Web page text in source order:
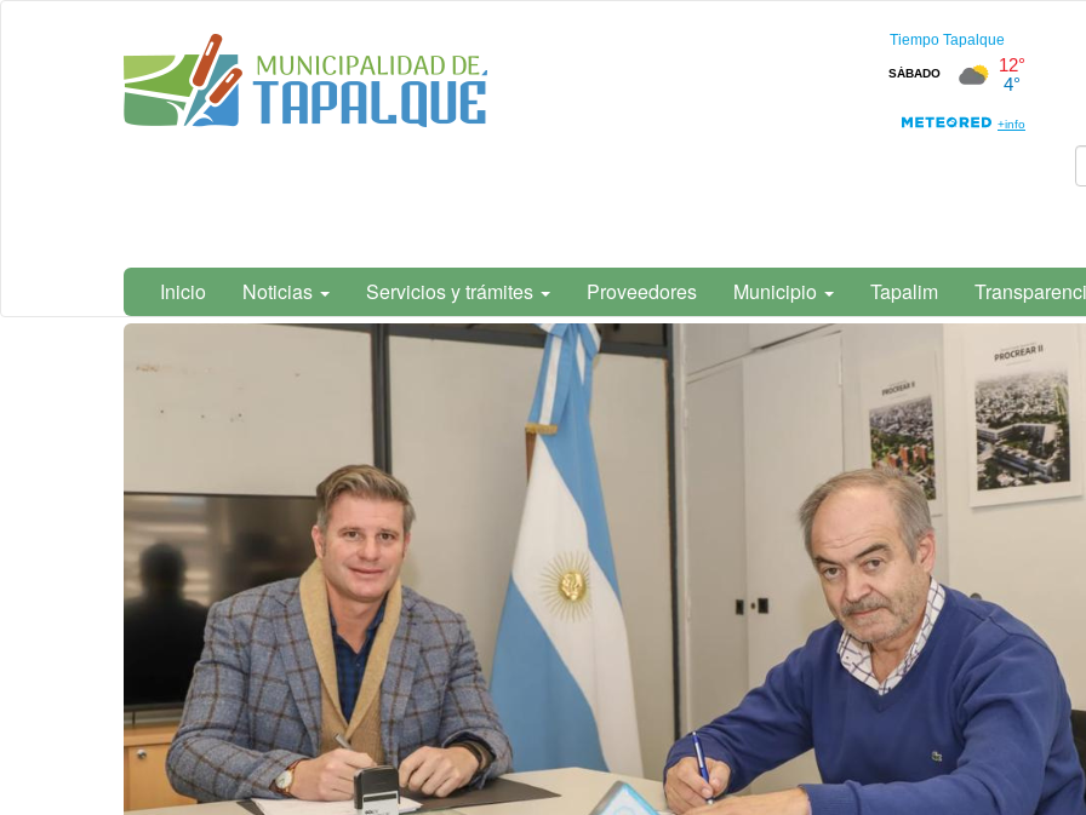
Municipalidad
de Tapalqué,
Buenos Aires
Inicio Noticias Servicios y trámites Proveedores Municipio Tapalim
Contenido
principal